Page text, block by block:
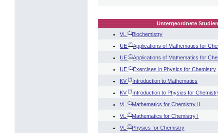
Untergeordnete
VL
(*)Biochemistry
UE (*)Applications of Mathematics for
UE (*)Applications of Mathematics for
UE (*)Exercises in Physics for Chemistry
KV (*)Introduction to Mathematics
KV (*)Introduction to Physics for
VL
(*)Mathematics for Chemistry II
VL
(*)Mathematics for Chemistry I
VL
(*)Physics for Chemistry